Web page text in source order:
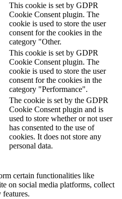
This cookie is set by GDPR
Cookie Consent plugin. The
cookie is used to store the user
consent for the cookies in the
category "Other.
This cookie is set by GDPR
Cookie Consent plugin. The
cookie is used to store the user
consent for the cookies in the
category "Performance".
The cookie is set by the GDPR
Cookie Consent plugin and is
used to store whether or not user
has consented to the use of
cookies. It does not store any
personal data.
certain functionalities like
on social media platforms, collect